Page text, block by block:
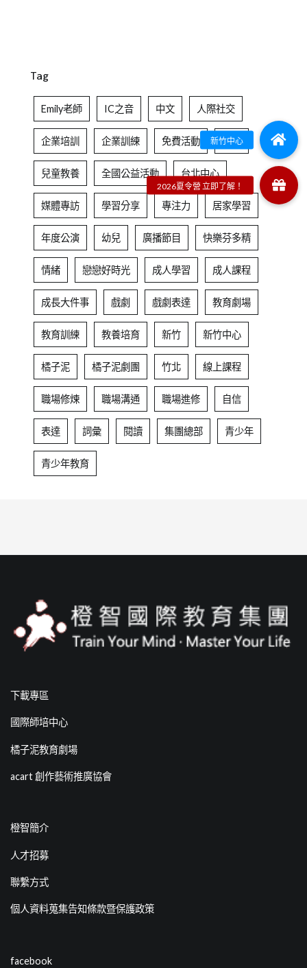
Tag
Emily老師 IC之音 中文 人際社交
企業培訓 企業訓練 免費活動 兒童
兒童教養 全國公益活動 台北中心
媒體專訪 學習分享 專注力 居家學習
年度公演 幼兒 廣播節目 快樂芬多精
情緒 戀戀好時光 成人學習 成人課程
成長大件事 戲劇 戲劇表達 教育劇場
教育訓練 教養培育 新竹 新竹中心
橘子泥 橘子泥劇團 竹北 線上課程
職場修煉 職場溝通 職場進修 自信
表達 詞彙 閱讀 集團總部 青少年
青少年教育
下載專區
國際師培中心
橘子泥教育劇場
acart 創作藝術推廣協會
橙智簡介
人才招募
聯繫方式
個人資料蒐集告知條款暨保護政策
facebook